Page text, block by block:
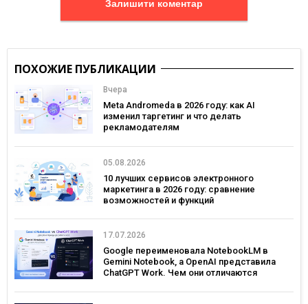
Залишити коментар
ПОХОЖИЕ ПУБЛИКАЦИИ
Вчера
Meta Andromeda в 2026 году: как AI
изменил таргетинг и что делать
рекламодателям
05.08.2026
10 лучших сервисов электронного
маркетинга в 2026 году: сравнение
возможностей и функций
17.07.2026
Google переименовала NotebookLM в
Gemini Notebook, а OpenAI представила
ChatGPT Work. Чем они отличаются